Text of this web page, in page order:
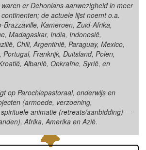
er Dehonians aanwezigheid in meer
de actuele lijst noemt o.a.
Brazzaville, Kameroen, Zuid-Afrika,
Madagaskar, India, Indonesië,
Chili, Argentinië, Paraguay, Mexico,
Portugal, Frankrijk, Duitsland, Polen,
Albanië, Oekraïne, Syrië, en
op Parochiepastoraal, onderwijs en
(armoede, verzoening,
animatie (retreats/aanbidding) —
Afrika, Amerika en Azië.